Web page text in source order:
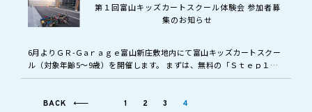
第１回富山キッズカートスクール体験会 参加者募
集のお知らせ
6月よりＧＲ-Ｇaｒａｇｅ富山新庄敷地内にて富山キッズカートスクー
ル（対象年齢5～9歳）を開催します。 まずは、無料の「Ｓｔｅｐ１キ
ッズカートスクール体験会」受講後、「Ｓｔep２キッズカートスクー
BACK 1 2 3 4